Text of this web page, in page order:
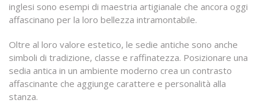
inglesi sono esempi di maestria artigianale che ancora oggi
affascinano per la loro bellezza intramontabile.
Oltre al loro valore estetico, le sedie antiche sono anche
simboli di tradizione, classe e raffinatezza. Posizionare una
sedia antica in un ambiente moderno crea un contrasto
affascinante che aggiunge carattere e personalità alla
stanza.